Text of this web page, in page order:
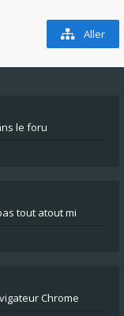
Aller
le foru
tout atout mi
Chrome